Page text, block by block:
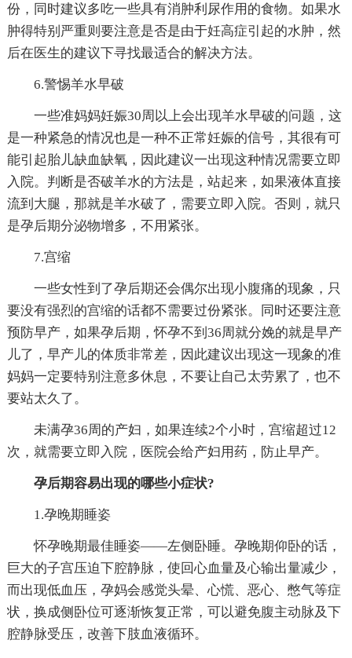
份，同时建议多吃一些具有消肿利尿作用的食物。如果水
肿得特别严重则要注意是否是由于妊高症引起的水肿，然
后在医生的建议下寻找最适合的解决方法。
6.警惕羊水早破
一些准妈妈妊娠30周以上会出现羊水早破的问题，这
是一种紧急的情况也是一种不正常妊娠的信号，其很有可
能引起胎儿缺血缺氧，因此建议一出现这种情况需要立即
入院。判断是否破羊水的方法是，站起来，如果液体直接
流到大腿，那就是羊水破了，需要立即入院。否则，就只
是孕后期分泌物增多，不用紧张。
7.宫缩
一些女性到了孕后期还会偶尔出现小腹痛的现象，只
要没有强烈的宫缩的话都不需要过份紧张。同时还要注意
预防早产，如果孕后期，怀孕不到36周就分娩的就是早产
儿了，早产儿的体质非常差，因此建议出现这一现象的准
妈妈一定要特别注意多休息，不要让自己太劳累了，也不
要站太久了。
未满孕36周的产妇，如果连续2个小时，宫缩超过12
次，就需要立即入院，医院会给产妇用药，防止早产。
孕后期容易出现的哪些小症状?
1.孕晚期睡姿
怀孕晚期最佳睡姿——左侧卧睡。孕晚期仰卧的话，
巨大的子宫压迫下腔静脉，使回心血量及心输出量减少，
而出现低血压，孕妈会感觉头晕、心慌、恶心、憋气等症
状，换成侧卧位可逐渐恢复正常，可以避免腹主动脉及下
腔静脉受压，改善下肢血液循环。